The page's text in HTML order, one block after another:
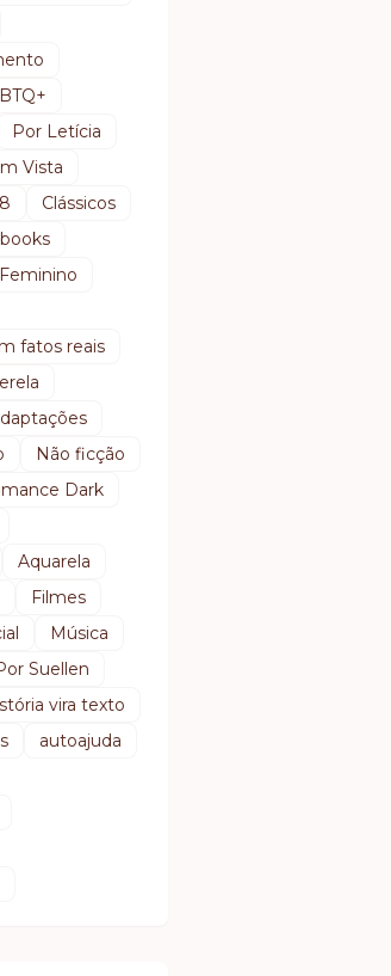
Por Letícia
Vista
Clássicos
fatos reais
Não ficção
Dark
Aquarela
Filmes
Música
Suellen
vira texto
autoajuda